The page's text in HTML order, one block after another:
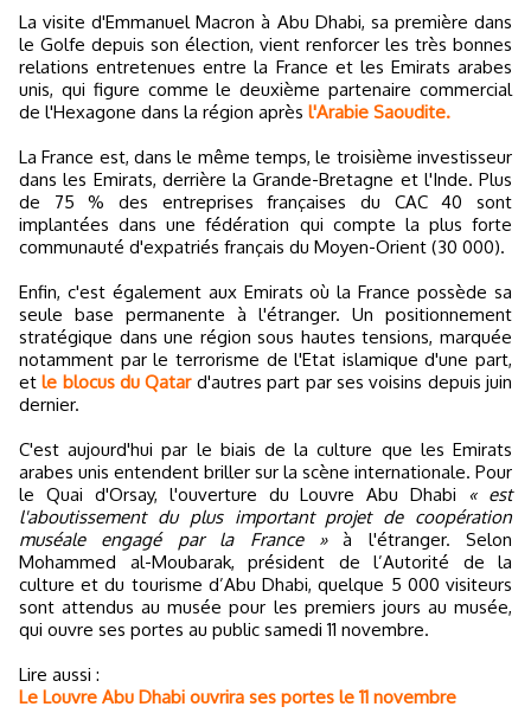
La visite d'Emmanuel Macron à Abu Dhabi, sa première dans
le Golfe depuis son élection, vient renforcer les très bonnes
relations entretenues entre la France et les Emirats arabes
unis, qui figure comme le deuxième partenaire commercial
de l'Hexagone dans la région après l'Arabie Saoudite.
La France est, dans le même temps, le troisième investisseur
dans les Emirats, derrière la Grande-Bretagne et l'Inde. Plus
de 75 % des entreprises françaises du CAC 40 sont
implantées dans une fédération qui compte la plus forte
communauté d'expatriés français du Moyen-Orient (30 000).
Enfin, c'est également aux Emirats où la France possède sa
seule base permanente à l'étranger. Un positionnement
stratégique dans une région sous hautes tensions, marquée
notamment par le terrorisme de l'Etat islamique d'une part,
etle blocus du Qatard'autres part par ses voisins depuis juin
dernier.
C'est aujourd'hui par le biais de la culture que les Emirats
arabes unis entendent briller sur la scène internationale. Pour
le Quai d'Orsay, l'ouverture du Louvre Abu Dhabi « est
l'aboutissement du plus important projet de coopération
muséale engagé par la France »à l'étranger. Selon
Mohammed al-Moubarak, président de l’Autorité de la
culture et du tourisme d’Abu Dhabi, quelque 5 000 visiteurs
sont attendus au musée pour les premiers jours au musée,
qui ouvre ses portes au public samedi 11 novembre.
Lire aussi :
Le Louvre Abu Dhabi ouvrira ses portes le 11 novembre